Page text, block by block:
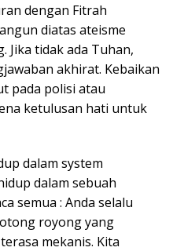
dengan Fitrah
diatas ateisme
Jika tidak ada Tuhan,
akhirat. Kebaikan
pada polisi atau
ketulusan hati untuk
dalam system
dalam sebuah
semua : Anda selalu
royong yang
mekanis. Kita